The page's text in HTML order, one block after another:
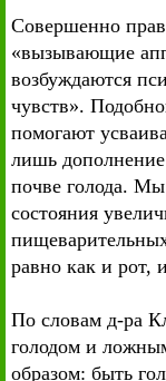
Совершенно
«вызывающие
возбуждаются
чувств».
помогают
лишь
почве голода.
состояния
равно как и рот,
По словам д-ра
голодом и
образом: быть